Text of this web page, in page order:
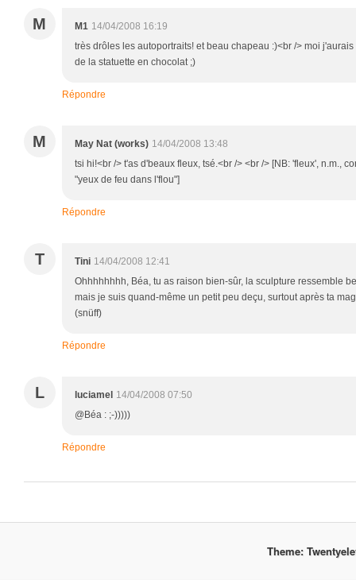
M M1 14/04/2008 16:19
très drôles les autoportraits! et beau chapeau :)<br /> moi
de la statuette en chocolat ;)
Répondre
M May Nat (works) 14/04/2008 13:48
tsi hi!<br /> t'as d'beaux fleux, tsé.<br /> <br /> [NB: 'fleux', n.m.,
"yeux de feu dans l'flou"]
Répondre
T Tini 14/04/2008 12:41
Ohhhhhhhh, Béa, tu as raison bien-sûr, la sculpture ressemble
mais je suis quand-même un petit peu deçu, surtout après ta
(snüff)
Répondre
L luciamel 14/04/2008 07:50
@Béa : ;-)))))
Répondre
Theme: